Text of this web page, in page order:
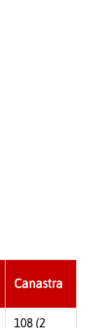
Canastra
108 (2